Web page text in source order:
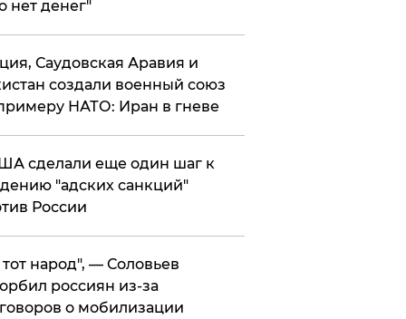
нет денег"
Саудовская Аравия и
создали военный союз
НАТО: Иран в гневе
сделали еще один шаг к
"адских санкций"
России
народ", — Соловьев
россиян из-за
о мобилизации